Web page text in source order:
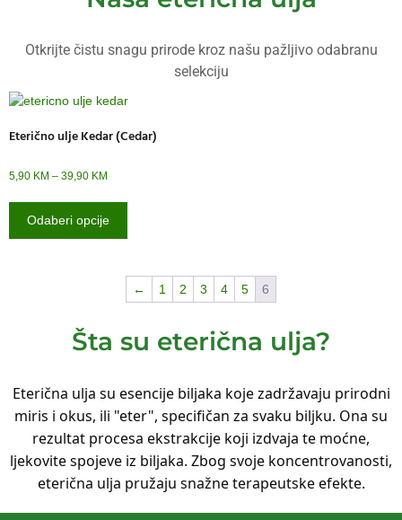
Otkrijte čistu snagu prirode kroz našu pažljivo odabranu
selekciju
Eterično ulje Kedar (Cedar)
5,90 KM – 39,90 KM
Odaberi opcije
← 1 2 3 4 5 6
Šta su eterična ulja?
Eterična ulja su esencije biljaka koje zadržavaju prirodni
miris i okus, ili "eter", specifičan za svaku biljku. Ona su
rezultat procesa ekstrakcije koji izdvaja te moćne,
ljekovite spojeve iz biljaka. Zbog svoje koncentrovanosti,
eterična ulja pružaju snažne terapeutske efekte.